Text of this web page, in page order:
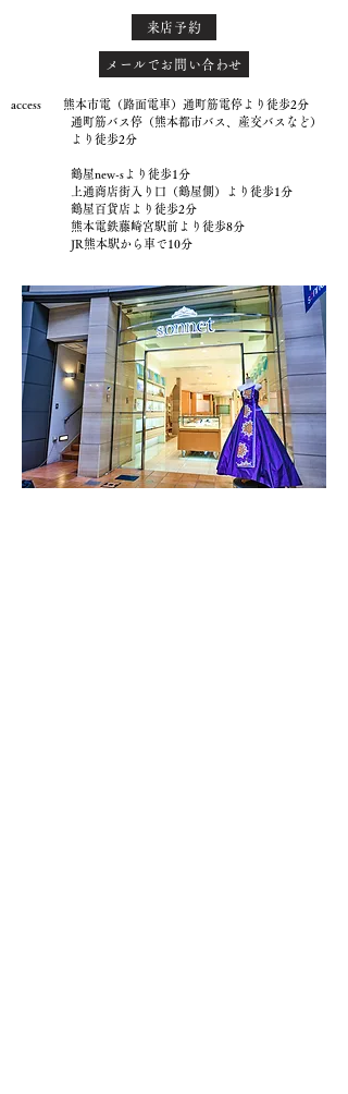
来店予約
メールでお問い合わせ
access 熊本市電（路面電車）通町筋電停より徒歩2分
通町筋バス停（熊本都市バス、産交バスなど）
より徒歩2分
鶴屋new-sより徒歩1分
上通商店街入り口（鶴屋側）より徒歩1分
鶴屋百貨店より徒歩2分
熊本電鉄藤崎宮駅前より徒歩8分
JR熊本駅から車で10分